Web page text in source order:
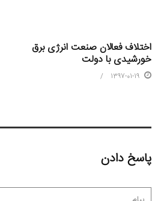
اختلاف فعالان صنعت انرژی برق
خورشیدی با دولت
1397-01-19
پاسخ دادن